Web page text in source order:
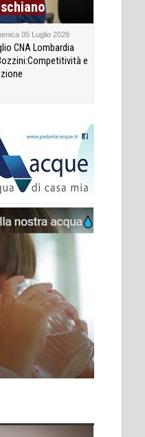
05 Luglio 2026
CNA Lombardia
e